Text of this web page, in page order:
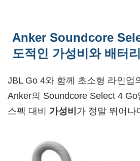
Anker Soundcore
도적인 가성비와 배터리
JBL Go 4와 함께 초소형 라인업
Anker의 Soundcore Select 4
스펙 대비 가성비 가 정말 뛰어나